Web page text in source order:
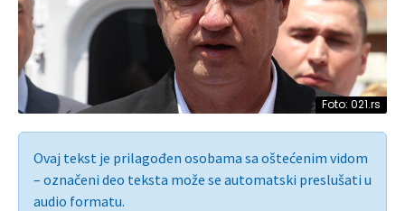
Foto: 021.rs
Ovaj tekst je prilagođen osobama sa oštećenim vidom
– označeni deo teksta može se automatski preslušati u
audio formatu.